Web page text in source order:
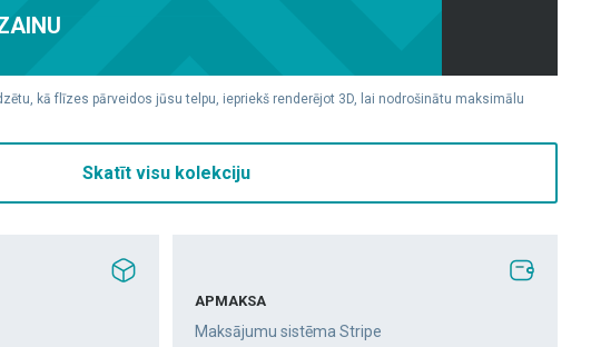
kā flīzes pārveidos jūsu telpu, iepriekš renderējot 3D, lai nodrošinātu maksimālu
Skatīt visu kolekciju
APMAKSA
Maksājumu sistēma Stripe